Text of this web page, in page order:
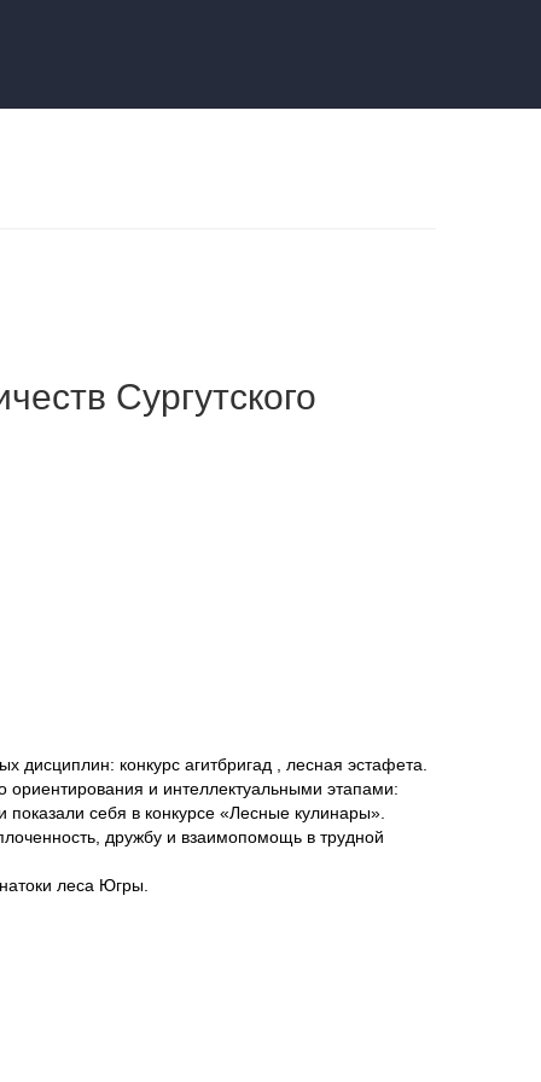
Сургутского
дисциплин: конкурс агитбригад , лесная эстафета.
и интеллектуальными этапами:
показали себя в конкурсе «Лесные кулинары».
дружбу и взаимопомощь в трудной
леса Югры.